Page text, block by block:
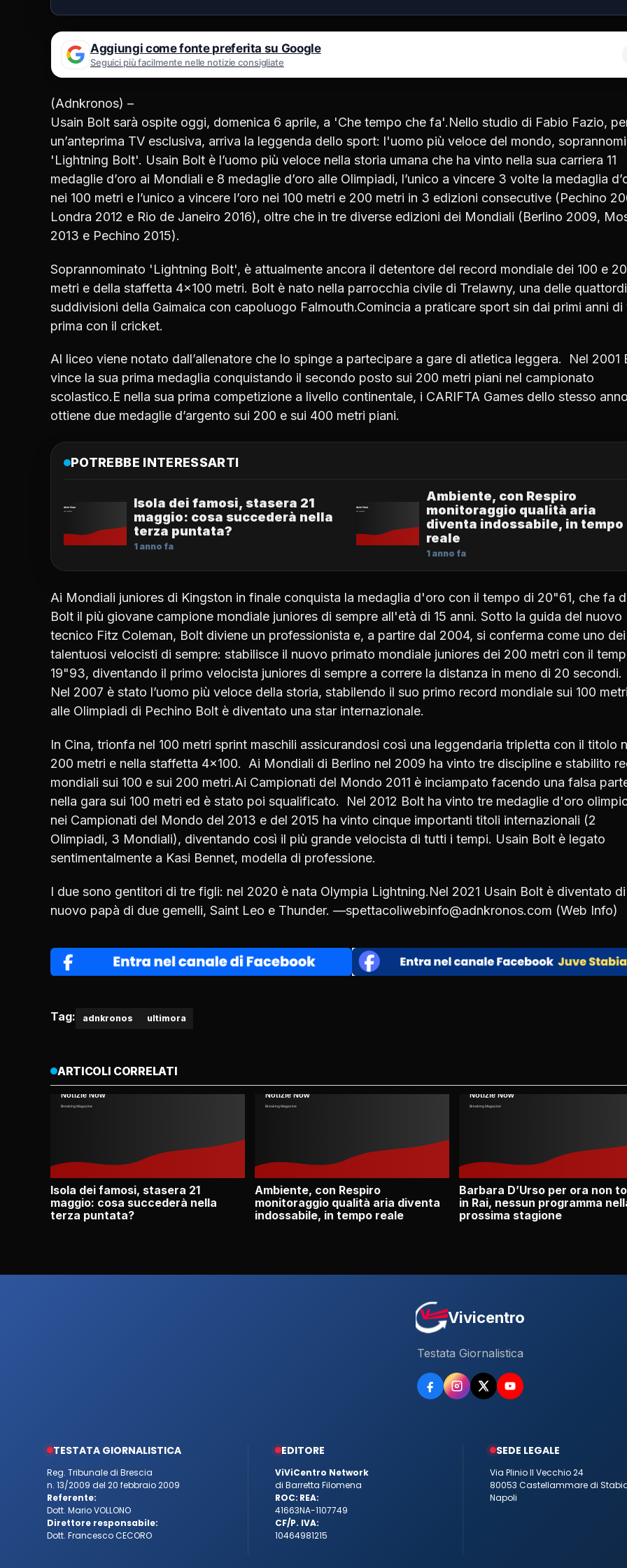
Aggiungi come fonte preferita su Google
Seguici più facilmente nelle notizie consigliate
(Adnkronos) –
Usain Bolt sarà ospite oggi, domenica 6 aprile, a 'Che tempo che fa'.Nello studio di Fabio Fazio,
un’anteprima TV esclusiva, arriva la leggenda dello sport: l'uomo più veloce del mondo,
'Lightning Bolt'. Usain Bolt è l’uomo più veloce nella storia umana che ha vinto nella sua carriera 11
medaglie d’oro ai Mondiali e 8 medaglie d’oro alle Olimpiadi, l’unico a vincere 3 volte la medaglia
nei 100 metri e l’unico a vincere l’oro nei 100 metri e 200 metri in 3 edizioni consecutive (Pechino
Londra 2012 e Rio de Janeiro 2016), oltre che in tre diverse edizioni dei Mondiali (Berlino 2009,
2013 e Pechino 2015).
Soprannominato 'Lightning Bolt', è attualmente ancora il detentore del record mondiale dei 100 e
metri e della staffetta 4×100 metri. Bolt è nato nella parrocchia civile di Trelawny, una delle
suddivisioni della Gaimaica con capoluogo Falmouth.Comincia a praticare sport sin dai primi anni di
prima con il cricket.
Al liceo viene notato dall’allenatore che lo spinge a partecipare a gare di atletica leggera. Nel 2001
vince la sua prima medaglia conquistando il secondo posto sui 200 metri piani nel campionato
scolastico.E nella sua prima competizione a livello continentale, i CARIFTA Games dello stesso
ottiene due medaglie d’argento sui 200 e sui 400 metri piani.
POTREBBE INTERESSARTI
Isola dei famosi, stasera 21
maggio: cosa succederà nella
terza puntata?
1 anno fa
Ambiente, con Respiro
monitoraggio qualità aria
diventa indossabile, in tempo
reale
1 anno fa
Ai Mondiali juniores di Kingston in finale conquista la medaglia d'oro con il tempo di 20"61, che fa
Bolt il più giovane campione mondiale juniores di sempre all'età di 15 anni. Sotto la guida del nuovo
tecnico Fitz Coleman, Bolt diviene un professionista e, a partire dal 2004, si conferma come uno
talentuosi velocisti di sempre: stabilisce il nuovo primato mondiale juniores dei 200 metri con il
19"93, diventando il primo velocista juniores di sempre a correre la distanza in meno di 20 secondi.
Nel 2007 è stato l’uomo più veloce della storia, stabilendo il suo primo record mondiale sui 100
alle Olimpiadi di Pechino Bolt è diventato una star internazionale.
In Cina, trionfa nel 100 metri sprint maschili assicurandosi così una leggendaria tripletta con il titolo
200 metri e nella staffetta 4×100. Ai Mondiali di Berlino nel 2009 ha vinto tre discipline e stabilito
mondiali sui 100 e sui 200 metri.Ai Campionati del Mondo 2011 è inciampato facendo una falsa
nella gara sui 100 metri ed è stato poi squalificato. Nel 2012 Bolt ha vinto tre medaglie d'oro
nei Campionati del Mondo del 2013 e del 2015 ha vinto cinque importanti titoli internazionali (2
Olimpiadi, 3 Mondiali), diventando così il più grande velocista di tutti i tempi. Usain Bolt è legato
sentimentalmente a Kasi Bennet, modella di professione.
I due sono gentitori di tre figli: nel 2020 è nata Olympia Lightning.Nel 2021 Usain Bolt è diventato di
nuovo papà di due gemelli, Saint Leo e Thunder. —spettacoliwebinfo@adnkronos.com (Web Info)
Tag: adnkronos ultimora
ARTICOLI CORRELATI
Isola dei famosi, stasera 21
maggio: cosa succederà nella
terza puntata?
Ambiente, con Respiro
monitoraggio qualità aria diventa
indossabile, in tempo reale
Barbara D’Urso per ora non
in Rai, nessun programma
prossima stagione
Vivicentro
Testata Giornalistica
TESTATA GIORNALISTICA
Reg. Tribunale di Brescia
n. 13/2009 del 20 febbraio 2009
Referente:
Dott. Mario VOLLONO
Direttore responsabile:
Dott. Francesco CECORO
EDITORE
ViViCentro Network
di Barretta Filomena
ROC:
41663
REA:
NA-1107749
CF/P. IVA:
10464981215
SEDE LEGALE
Via Plinio Il Vecchio 24
80053 Castellammare di
Napoli